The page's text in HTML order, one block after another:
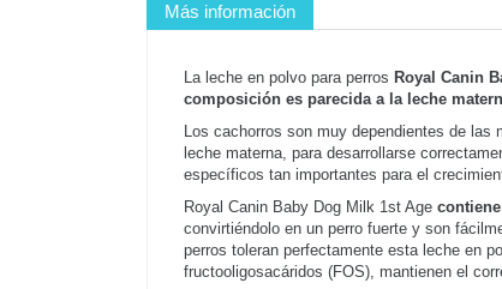
Más información
La leche en polvo para perros Royal Canin
composición es parecida a la leche
Los cachorros son muy dependientes de
leche materna, para desarrollarse
específicos tan importantes para el
Royal Canin Baby Dog Milk 1st Age
convirtiéndolo en un perro fuerte y son
perros toleran perfectamente esta leche en
fructooligosacáridos (FOS), mantienen el